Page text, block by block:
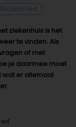
Gezondheid
ziekenhuis is het
te vinden. Als
of met
je daarmee moet
wat er allemaal